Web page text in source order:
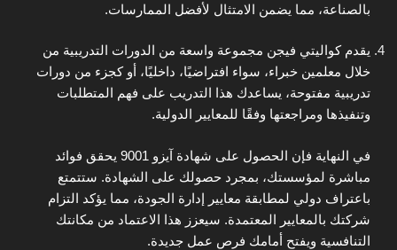
بالصناعة، مما يضمن الامتثال لأفضل الممارسات.
يقدم كواليتي فيجن مجموعة واسعة من الدورات التدريبية من
خلال معلمين خبراء، سواء افتراضيًا، داخليًا، أو كجزء من دورات
تدريبية مفتوحة، يساعدك هذا التدريب على فهم المتطلبات
وتنفيذها ومراجعتها وفقًا للمعايير الدولية.
في النهاية فإن الحصول على شهادة آيزو 9001 يحقق فوائد
مباشرة لمؤسستك، بمجرد حصولك على الشهادة. ستتمتع
باعتراف دولي لمطابقة معايير إدارة الجودة، مما يؤكد التزام
شركتك بالمعايير المعتمدة. سيعزز هذا الاعتماد من مكانتك
التنافسية ويفتح أمامك فرص عمل جديدة.